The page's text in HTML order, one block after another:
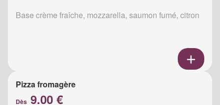
Base crème fraîche, mozzarella, saumon fumé, citron
Pizza fromagère
Dès 9.00 €